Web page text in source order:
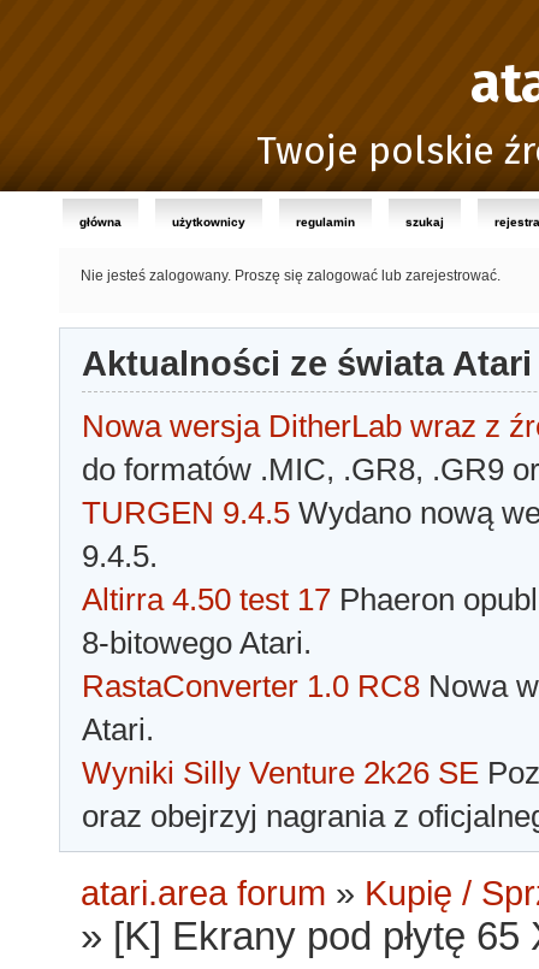
Twoje polskie
główna użytkownicy regulamin szukaj
Nie jesteś zalogowany. Proszę się zalogować lub zarejestrować.
Aktualności ze świata Atari
Nowa wersja DitherLab wraz z
do formatów .MIC, .GR8, .GR9
TURGEN 9.4.5 Wydano nową
9.4.5.
Altirra 4.50 test 17 Phaeron
8-bitowego Atari.
RastaConverter 1.0 RC8 Nowa
Atari.
Wyniki Silly Venture 2k26 SE
oraz obejrzyj nagrania z
atari.area forum » Kupię /
» [K] Ekrany pod płytę 65